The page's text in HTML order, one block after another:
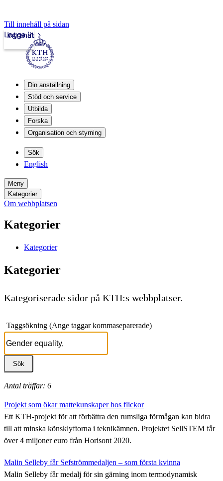
Till innehåll på sidan
Intranät
Logga in
Din anställning
Stöd och service
Utbilda
Forska
Organisation och styrning
Sök
English
Meny
Kategorier
Om webbplatsen
Kategorier
Kategorier
Kategorier
Kategoriserade sidor på KTH:s webbplatser.
Taggsökning (Ange taggar kommaseparerade)
Antal träffar: 6
Projekt som ökar mattekunskaper hos flickor
Ett KTH-projekt för att förbättra den rumsliga förmågan kan bidra
till att minska könsklyftorna i teknikämnen. Projektet SellSTEM får
över 4 miljoner euro från Horisont 2020.
Malin Selleby får Sefströmmedaljen – som första kvinna
Malin Selleby får medalj för sin gärning inom termodynamisk